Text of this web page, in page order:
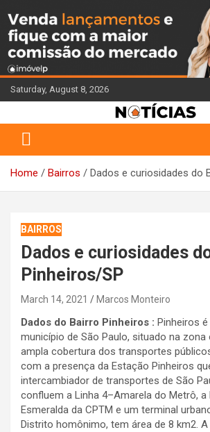
to
content
Saturday, August 8, 2026
Jornal Imóvelp
Portal de Notícias do Corretor de Imóveis
Home Bairros Dados e curiosidades do
BAIRROS
Dados e curiosidades
Pinheiros/SP
March 14, 2021 Marcos Monteiro
Dados do Bairro Pinheiros : Pinheiros
município de São Paulo, situado na zona
ampla cobertura dos transportes
com a presença da Estação Pinheiros
intercambiador de transportes de São
confluem a Linha 4–Amarela do Metrô, a
Esmeralda da CPTM e um terminal
Distrito homônimo, tem área de 8 km2.